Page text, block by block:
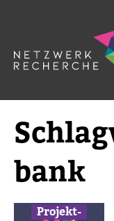
bank
Pro­jekt­